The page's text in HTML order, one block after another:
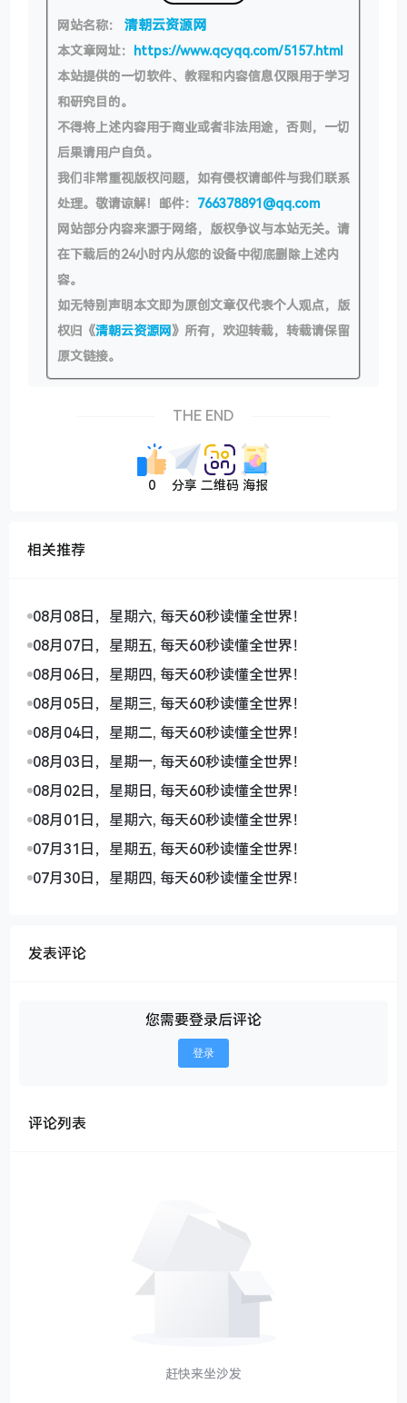
网站名称： 清朝云资源网
本文章网址： https://www.qcyqq.com/5157.html
本站提供的一切软件、教程和内容信息仅限用于学习
和研究目的。
不得将上述内容用于商业或者非法用途，否则，一切
后果请用户自负。
我们非常重视版权问题，如有侵权请邮件与我们联系
处理。敬请谅解！邮件： 766378891@qq.com
网站部分内容来源于网络，版权争议与本站无关。请
在下载后的24小时内从您的设备中彻底删除上述内
容。
如无特别声明本文即为原创文章仅代表个人观点，版
权归《清朝云资源网》所有，欢迎转载，转载请保留
原文链接。
THE END
0 分享 二维码 海报
相关推荐
08月08日，星期六, 每天60秒读懂全世界！
08月07日，星期五, 每天60秒读懂全世界！
08月06日，星期四, 每天60秒读懂全世界！
08月05日，星期三, 每天60秒读懂全世界！
08月04日，星期二, 每天60秒读懂全世界！
08月03日，星期一, 每天60秒读懂全世界！
08月02日，星期日, 每天60秒读懂全世界！
08月01日，星期六, 每天60秒读懂全世界！
07月31日，星期五, 每天60秒读懂全世界！
07月30日，星期四, 每天60秒读懂全世界！
发表评论
您需要登录后评论
登录
评论列表
赶快来坐沙发